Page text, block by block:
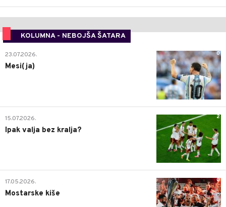
KOLUMNA - NEBOJŠA ŠATARA
0
23.07.2026.
Mesi(ja)
2
15.07.2026.
Ipak valja bez kralja?
0
17.05.2026.
Mostarske kiše